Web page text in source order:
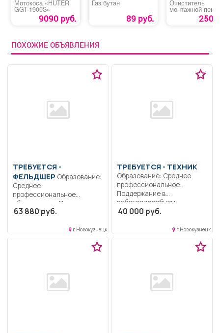
Мотокоса «HUTER
GGT-1900S»
9090 руб.
Газ бутан
89 руб.
Очиститель
монтажной пены
250
ПОХОЖИЕ ОБЪЯВЛЕНИЯ
ТРЕБУЕТСЯ -
ФЕЛЬДШЕР
Среднее
профессиональное
образование.. Проведение
предрейсового и
63 880 руб.
г Новокузнецк
ТРЕБУЕТСЯ - ТЕХНИК
Образование: Среднее
профессиональное..
Поддержание в
работоспособном
состоянии программное
40 000 руб.
г Новокузнецк